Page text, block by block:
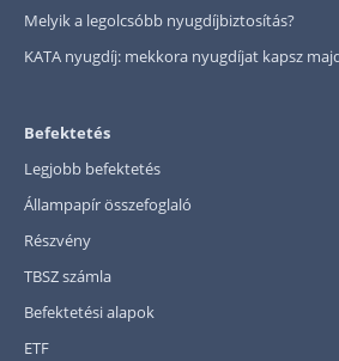
Melyik a legolcsóbb nyugdíjbiztosítás?
KATA nyugdíj: mekkora nyugdíjat kapsz
Befektetés
Legjobb befektetés
Állampapír összefoglaló
Részvény
TBSZ számla
Befektetési alapok
ETF